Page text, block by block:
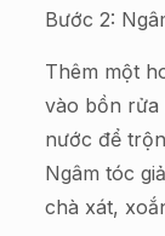
Bước 2:
Thêm một
vào bồn rửa
nước để
Ngâm tóc
chà xát,